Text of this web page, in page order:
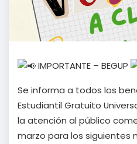
IMPORTANTE – BEGUP
Se informa a todos los
Estudiantil Gratuito
la atención al público
marzo para los siguientes